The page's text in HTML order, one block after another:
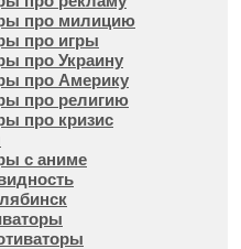
про милицию
про игры
про Украину
про Америку
про религию
про кризис
с аниме